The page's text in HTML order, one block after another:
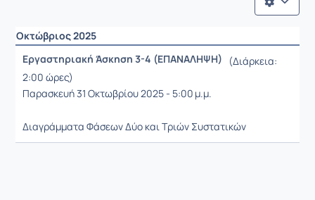
Οκτώβριος 2025
Εργαστηριακή Άσκηση 3-4 (ΕΠΑΝΑΛΗΨΗ) (Διάρκεια:
2:00 ώρες)
Παρασκευή 31 Οκτωβρίου 2025 - 5:00 μ.μ.
Διαγράμματα Φάσεων Δύο και Τριών Συστατικών